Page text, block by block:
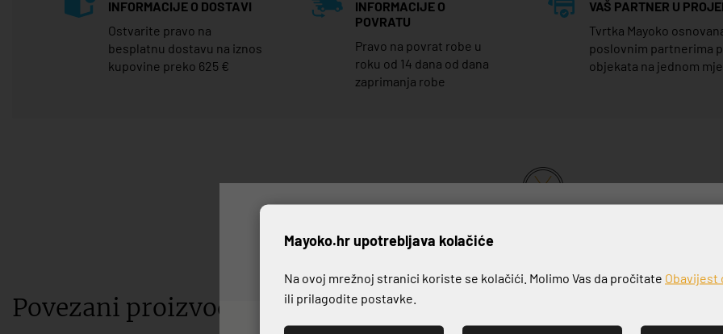
INFORMACIJE O DOSTAVI
Ostvarite pravo na
besplatnu dostavu na iznos
kupovine preko 625 €
INFORMACIJE O
POVRATU
Pravo na povrat robe u
roku od 14 dana od dana
zaprimanja robe
VAŠ PARTNER U
Tvrtka Mayoko
poslovnim partnerima
objekata na jednom
VRHUNSKA KVALITETA PROIZVODA
Povezani proizvodi
Prijavite se na naš
Mayoko.hr upotrebljava kolačiće
Na ovoj mrežnoj stranici koriste se kolačići. Molimo Vas da pročitate Obavijest
ili prilagodite postavke.